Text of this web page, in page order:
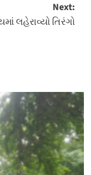
Next:
લહેરાવ્યો તિરંગો